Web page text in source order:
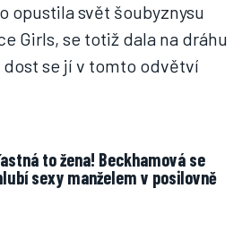
opustila svět šoubyznysu
Girls, se totiž dala na dráhu
dost se jí v tomto odvětví
to žena! Beckhamová se
sexy manželem v posilovně